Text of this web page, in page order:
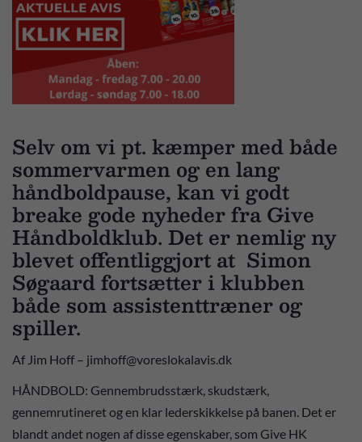
Selv om vi pt. kæmper med både
sommervarmen og en lang
håndboldpause, kan vi godt
breake gode nyheder fra Give
Håndboldklub. Det er nemlig ny
blevet offentliggjort at Simon
Søgaard fortsætter i klubben
både som assistenttræner og
spiller.
Af Jim Hoff – jimhoff@voreslokalavis.dk
HÅNDBOLD: Gennembrudsstærk, skudstærk,
gennemrutineret og en klar lederskikkelse på banen. Det er
blandt andet nogen af disse egenskaber, som Give HK